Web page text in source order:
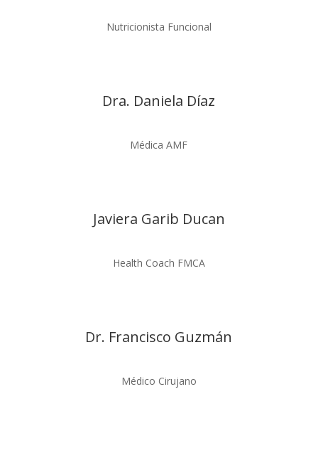
Nutricionista Funcional
Dra. Daniela Díaz
Médica AMF
Javiera Garib Ducan
Health Coach FMCA
Dr. Francisco Guzmán
Médico Cirujano